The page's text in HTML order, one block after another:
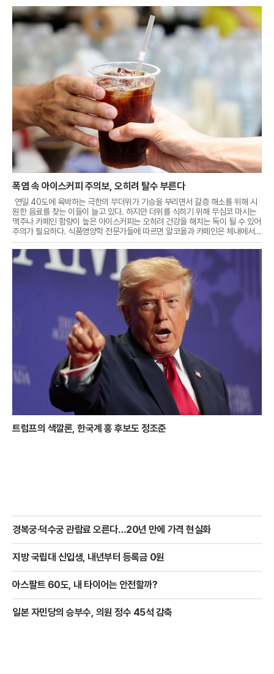
폭염 속 아이스커피 주의보, 오히려 탈수 부른다
연일 40도에 육박하는 극한의 무더위가 기승을 부리면서 갈증 해소를 위해 시
원한 음료를 찾는 이들이 늘고 있다. 하지만 더위를 식히기 위해 무심코 마시는
맥주나 카페인 함량이 높은 아이스커피는 오히려 건강을 해치는 독이 될 수 있어
주의가 필요하다. 식품영양학 전문가들에 따르면 알코올과 카페인은 체내에서
강한
트럼프의 색깔론, 한국계 홍 후보도 정조준
경복궁·덕수궁 관람료 오른다…20년 만에 가격 현실화
지방 국립대 신입생, 내년부터 등록금 0원
아스팔트 60도, 내 타이어는 안전할까?
일본 자민당의 승부수, 의원 정수 45석 감축